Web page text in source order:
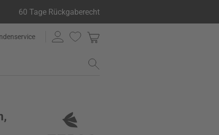
60 Tage Rückgaberecht